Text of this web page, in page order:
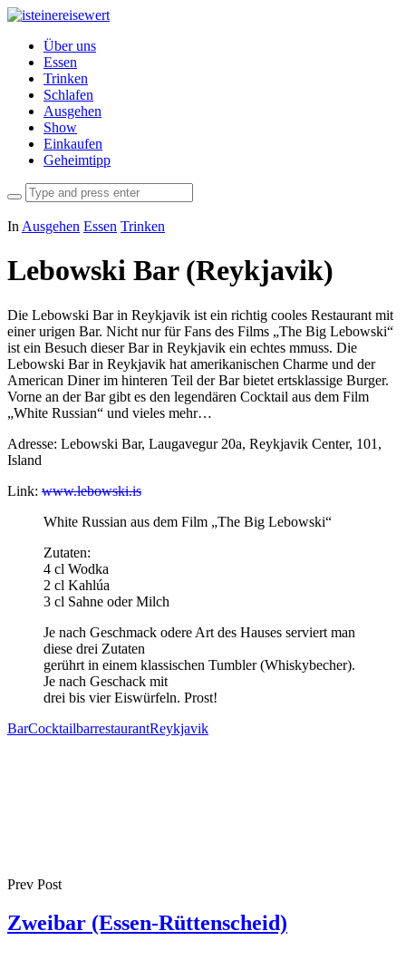
Über uns
Essen
Trinken
Schlafen
Ausgehen
Show
Einkaufen
Geheimtipp
In Ausgehen Essen Trinken
Lebowski Bar (Reykjavik)
Die Lebowski Bar in Reykjavik ist ein richtig cooles Restaurant mit
einer urigen Bar. Nicht nur für Fans des Films „The Big Lebowski“
ist ein Besuch dieser Bar in Reykjavik ein echtes mmuss. Die
Lebowski Bar in Reykjavik hat amerikanischen Charme und der
American Diner im hinteren Teil der Bar bietet ertsklassige Burger.
Vorne an der Bar gibt es den legendären Cocktail aus dem Film
„White Russian“ und vieles mehr…
Adresse: Lebowski Bar, Laugavegur 20a, Reykjavik Center, 101,
Island
Link: www.lebowski.is
White Russian aus dem Film „The Big Lebowski“
Zutaten:
4 cl Wodka
2 cl Kahlúa
3 cl Sahne oder Milch
Je nach Geschmack odere Art des Hauses serviert man
diese drei Zutaten
gerührt in einem klassischen Tumbler (Whiskybecher).
Je nach Geschack mit
drei bis vier Eiswürfeln. Prost!
BarCocktailbarrestaurantReykjavik
Prev Post
Zweibar (Essen-Rüttenscheid)